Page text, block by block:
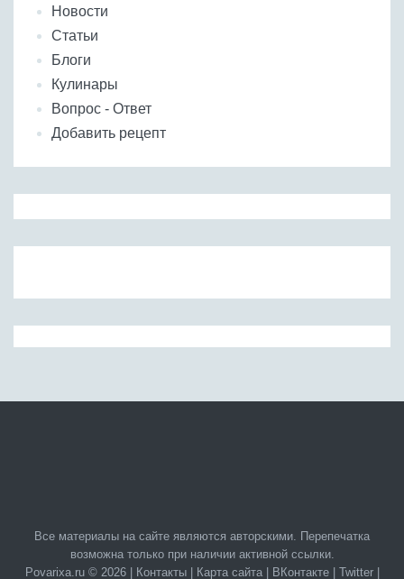
Новости
Статьи
Блоги
Кулинары
Вопрос - Ответ
Добавить рецепт
Все материалы на сайте являются авторскими. Перепечатка
возможна только при наличии активной ссылки.
Povarixa.ru © 2026 |
Контакты| Карта сайта| ВКонтакте| Twitter|